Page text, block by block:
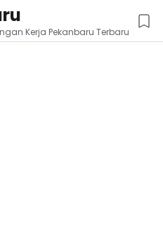
Kerja Pekanbaru Terbaru